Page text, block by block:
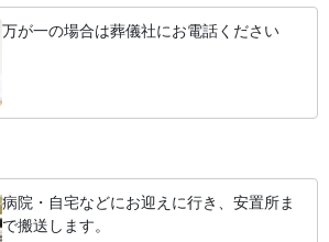
万が一の場合は葬儀社にお電話ください
病院・自宅などにお迎えに行き、安置所ま
で搬送します。